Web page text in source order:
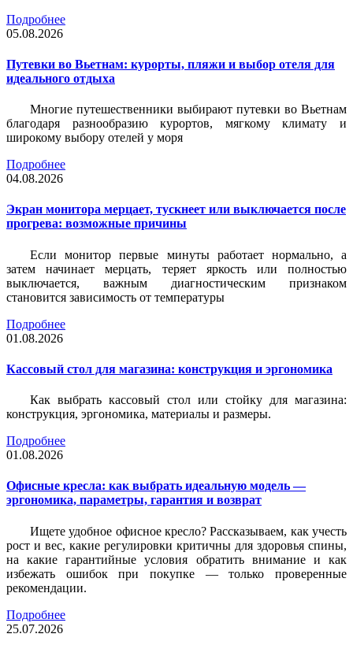
Подробнее
05.08.2026
Путевки во Вьетнам: курорты, пляжи и выбор отеля для
идеального отдыха
Многие путешественники выбирают путевки во Вьетнам
благодаря разнообразию курортов, мягкому климату и
широкому выбору отелей у моря
Подробнее
04.08.2026
Экран монитора мерцает, тускнеет или выключается после
прогрева: возможные причины
Если монитор первые минуты работает нормально, а
затем начинает мерцать, теряет яркость или полностью
выключается, важным диагностическим признаком
становится зависимость от температуры
Подробнее
01.08.2026
Кассовый стол для магазина: конструкция и эргономика
Как выбрать кассовый стол или стойку для магазина:
конструкция, эргономика, материалы и размеры.
Подробнее
01.08.2026
Офисные кресла: как выбрать идеальную модель —
эргономика, параметры, гарантия и возврат
Ищете удобное офисное кресло? Рассказываем, как учесть
рост и вес, какие регулировки критичны для здоровья спины,
на какие гарантийные условия обратить внимание и как
избежать ошибок при покупке — только проверенные
рекомендации.
Подробнее
25.07.2026